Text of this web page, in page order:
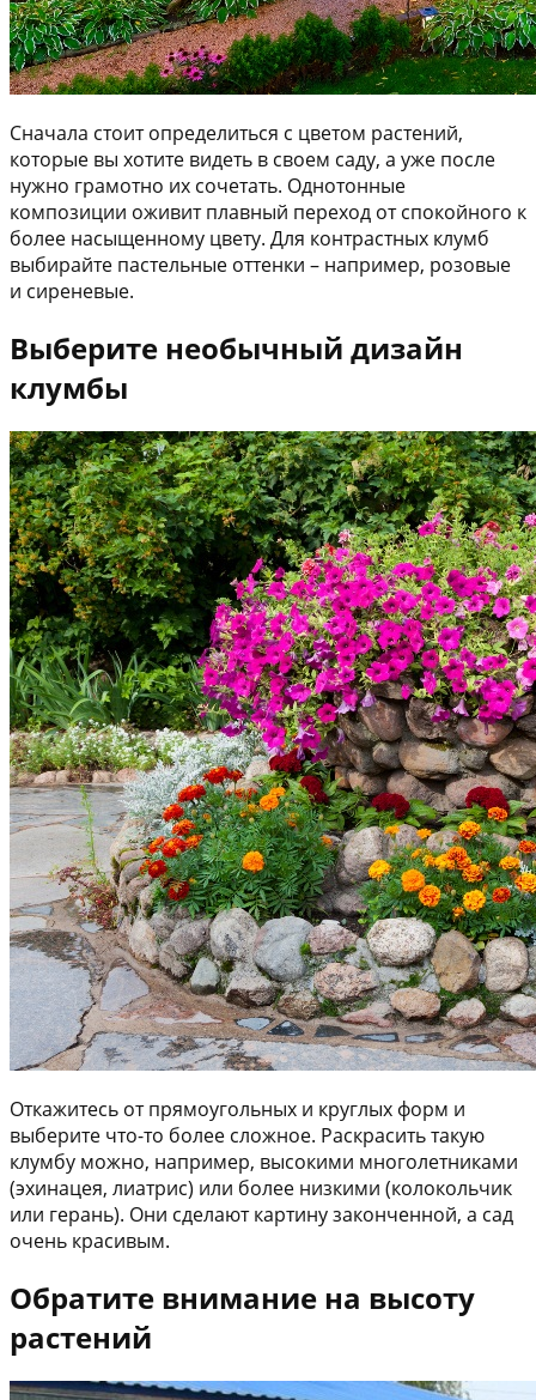
Сначала стоит определиться с цветом растений,
которые вы хотите видеть в своем саду, а уже после
нужно грамотно их сочетать. Однотонные
композиции оживит плавный переход от спокойного к
более насыщенному цвету. Для контрастных клумб
выбирайте пастельные оттенки – например, розовые
и сиреневые.
Выберите необычный дизайн
клумбы
Откажитесь от прямоугольных и круглых форм и
выберите что-то более сложное. Раскрасить такую
клумбу можно, например, высокими многолетниками
(эхинацея, лиатрис) или более низкими (колокольчик
или герань). Они сделают картину законченной, а сад
очень красивым.
Обратите внимание на высоту
растений